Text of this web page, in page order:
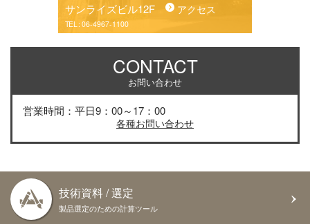
サンライズビル12F
アクセス
TEL : 06-4967-1100
CONTACT
お問い合わせ
営業時間：平日9：00～17：00
各種お問い合わせ
技術資料 / 選定
製品選定のための計算ツール